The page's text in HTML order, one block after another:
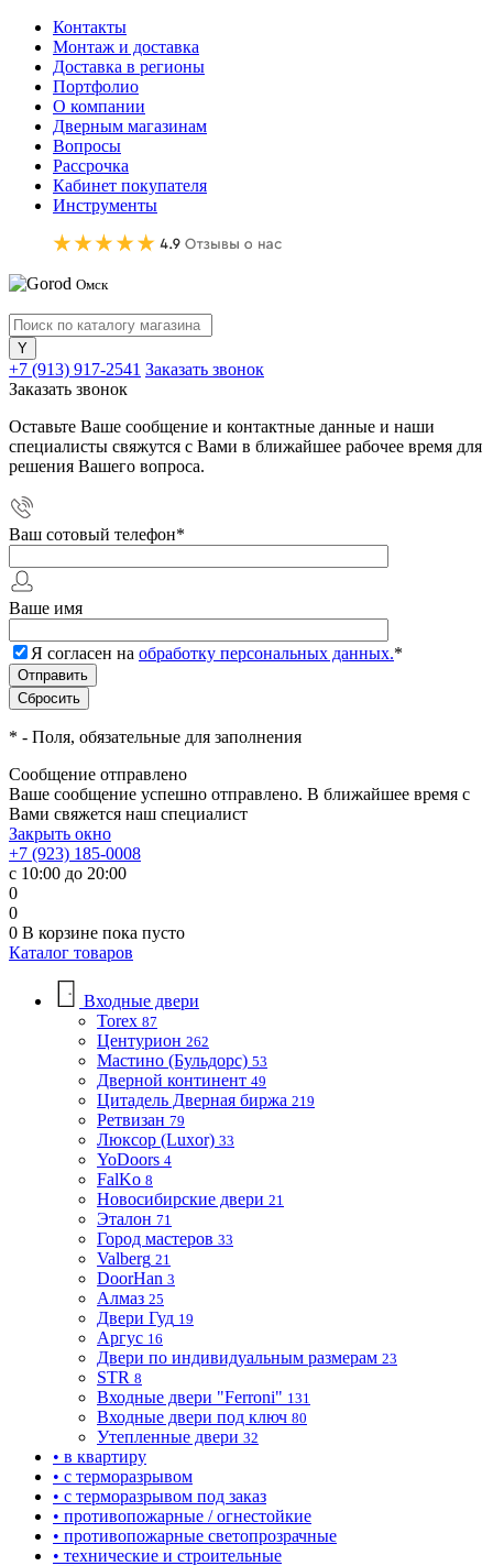
Контакты
Монтаж и доставка
Доставка в регионы
Портфолио
О компании
Дверным магазинам
Вопросы
Рассрочка
Кабинет покупателя
Инструменты
Омск
+7 (913) 917-2541 Заказать звонок
Заказать звонок
Оставьте Ваше сообщение и контактные данные и наши
специалисты свяжутся с Вами в ближайшее рабочее время для
решения Вашего вопроса.
Ваш сотовый телефон*
Ваше имя
Я согласен на обработку персональных данных.*
* - Поля, обязательные для заполнения
Сообщение отправлено
Ваше сообщение успешно отправлено. В ближайшее время с
Вами свяжется наш специалист
Закрыть окно
+7 (923) 185-0008
с 10:00 до 20:00
0
0
0 В корзине пока пусто
Каталог товаров
Входные двери
Torex 87
Центурион 262
Мастино (Бульдорс) 53
Дверной континент 49
Цитадель Дверная биржа 219
Ретвизан 79
Люксор (Luxor) 33
YoDoors 4
FalKo 8
Новосибирские двери 21
Эталон 71
Город мастеров 33
Valberg 21
DoorHan 3
Алмаз 25
Двери Гуд 19
Аргус 16
Двери по индивидуальным размерам 23
STR 8
Входные двери "Ferroni" 131
Входные двери под ключ 80
Утепленные двери 32
• в квартиру
• с терморазрывом
• с терморазрывом под заказ
• противопожарные / огнестойкие
• противопожарные светопрозрачные
• технические и строительные